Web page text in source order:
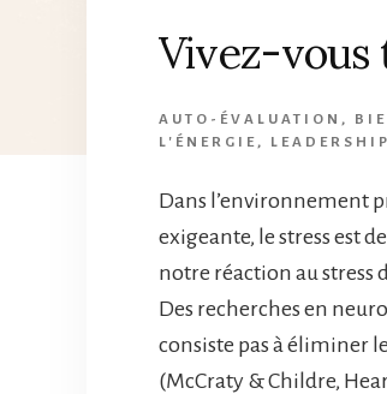
Vivez-vous
AUTO-ÉVALUATION ,
L'ÉNERGIE ,
Dans l’environnement
exigeante, le stress est
notre réaction au stress
Des recherches en
consiste pas à éliminer
(McCraty & Childre,